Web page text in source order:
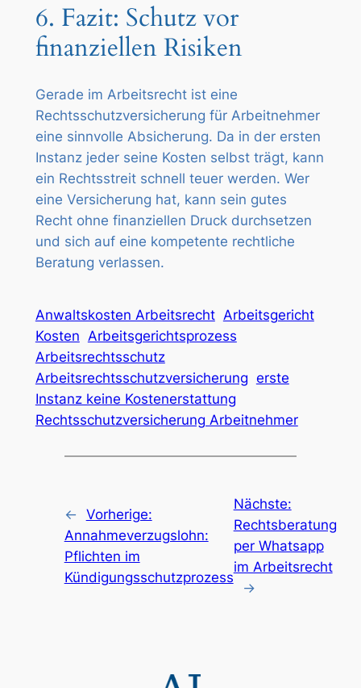
6. Fazit: Schutz vor
finanziellen Risiken
Gerade im Arbeitsrecht ist eine
Rechtsschutzversicherung für Arbeitnehmer
eine sinnvolle Absicherung. Da in der ersten
Instanz jeder seine Kosten selbst trägt, kann
ein Rechtsstreit schnell teuer werden. Wer
eine Versicherung hat, kann sein gutes
Recht ohne finanziellen Druck durchsetzen
und sich auf eine kompetente rechtliche
Beratung verlassen.
Anwaltskosten Arbeitsrecht Arbeitsgericht
Kosten Arbeitsgerichtsprozess
Arbeitsrechtsschutz
Arbeitsrechtsschutzversicherung erste
Instanz keine Kostenerstattung
Rechtsschutzversicherung Arbeitnehmer
←
Vorherige:
Annahmeverzugslohn:
Pflichten im
Kündigungsschutzprozess
Nächste:
Rechtsberatung
per Whatsapp
im Arbeitsrecht
→